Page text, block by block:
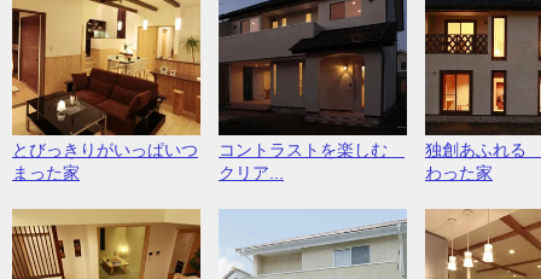
とびっきりがいっぱいつ
まった家
コントラストを楽しむ
クリア...
独創あふれる
わった家